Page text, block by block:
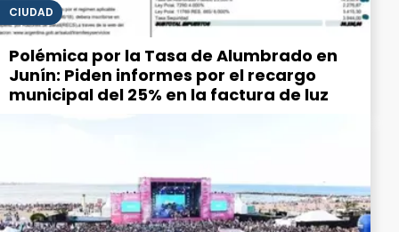
CIUDAD
Polémica por la Tasa de Alumbrado en
Junín: Piden informes por el recargo
municipal del 25% en la factura de luz